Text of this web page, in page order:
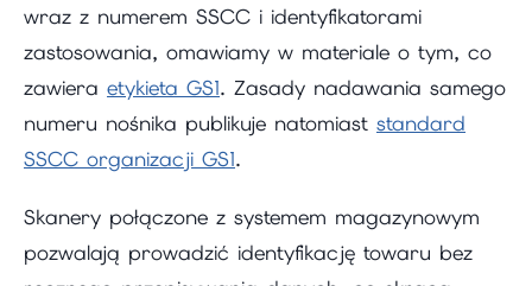
wraz z numerem SSCC i identyfikatorami
zastosowania, omawiamy w materiale o tym, co
zawiera etykieta GS1. Zasady nadawania samego
numeru nośnika publikuje natomiast standard
SSCC organizacji GS1.
Skanery połączone z systemem magazynowym
pozwalają prowadzić identyfikację towaru bez